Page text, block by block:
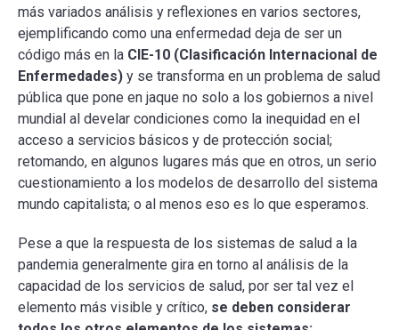
BIBLIOTECA
PLATAFORMA EDUCATIVA
más variados análisis y reflexiones en varios sectores,
ejemplificando como una enfermedad deja de ser un
código más en la CIE-10 (Clasificación Internacional de
Enfermedades) y se transforma en un problema de salud
pública que pone en jaque no solo a los gobiernos a nivel
mundial al develar condiciones como la inequidad en el
acceso a servicios básicos y de protección social;
retomando, en algunos lugares más que en otros, un serio
cuestionamiento a los modelos de desarrollo del sistema
mundo capitalista; o al menos eso es lo que esperamos.
Pese a que la respuesta de los sistemas de salud a la
pandemia generalmente gira en torno al análisis de la
capacidad de los servicios de salud, por ser tal vez el
elemento más visible y crítico, se deben considerar